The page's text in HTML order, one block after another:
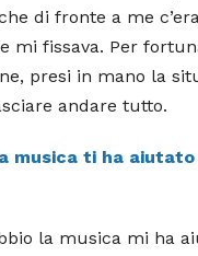
di fronte a me
mi fissava. Per
presi in mano la
andare tutto.
musica ti ha
la musica mi ha